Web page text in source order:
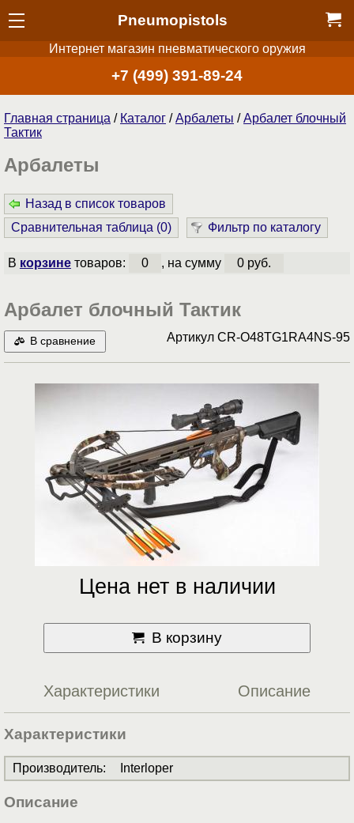
Pneumopistols
Интернет магазин пневматического оружия
+7 (499) 391-89-24
Главная страница / Каталог /Арбалеты /Арбалет блочный
Тактик
Арбалеты
Назад в список товаров
Сравнительная таблица (0) Фильтр по каталогу
В корзинетоваров: 0 , на сумму 0 руб.
Арбалет блочный Тактик
В сравнение Артикул CR-O48TG1RA4NS-95
Цена нет в наличии
В корзину
Характеристики Описание
Характеристики
Производитель: Interloper
Описание